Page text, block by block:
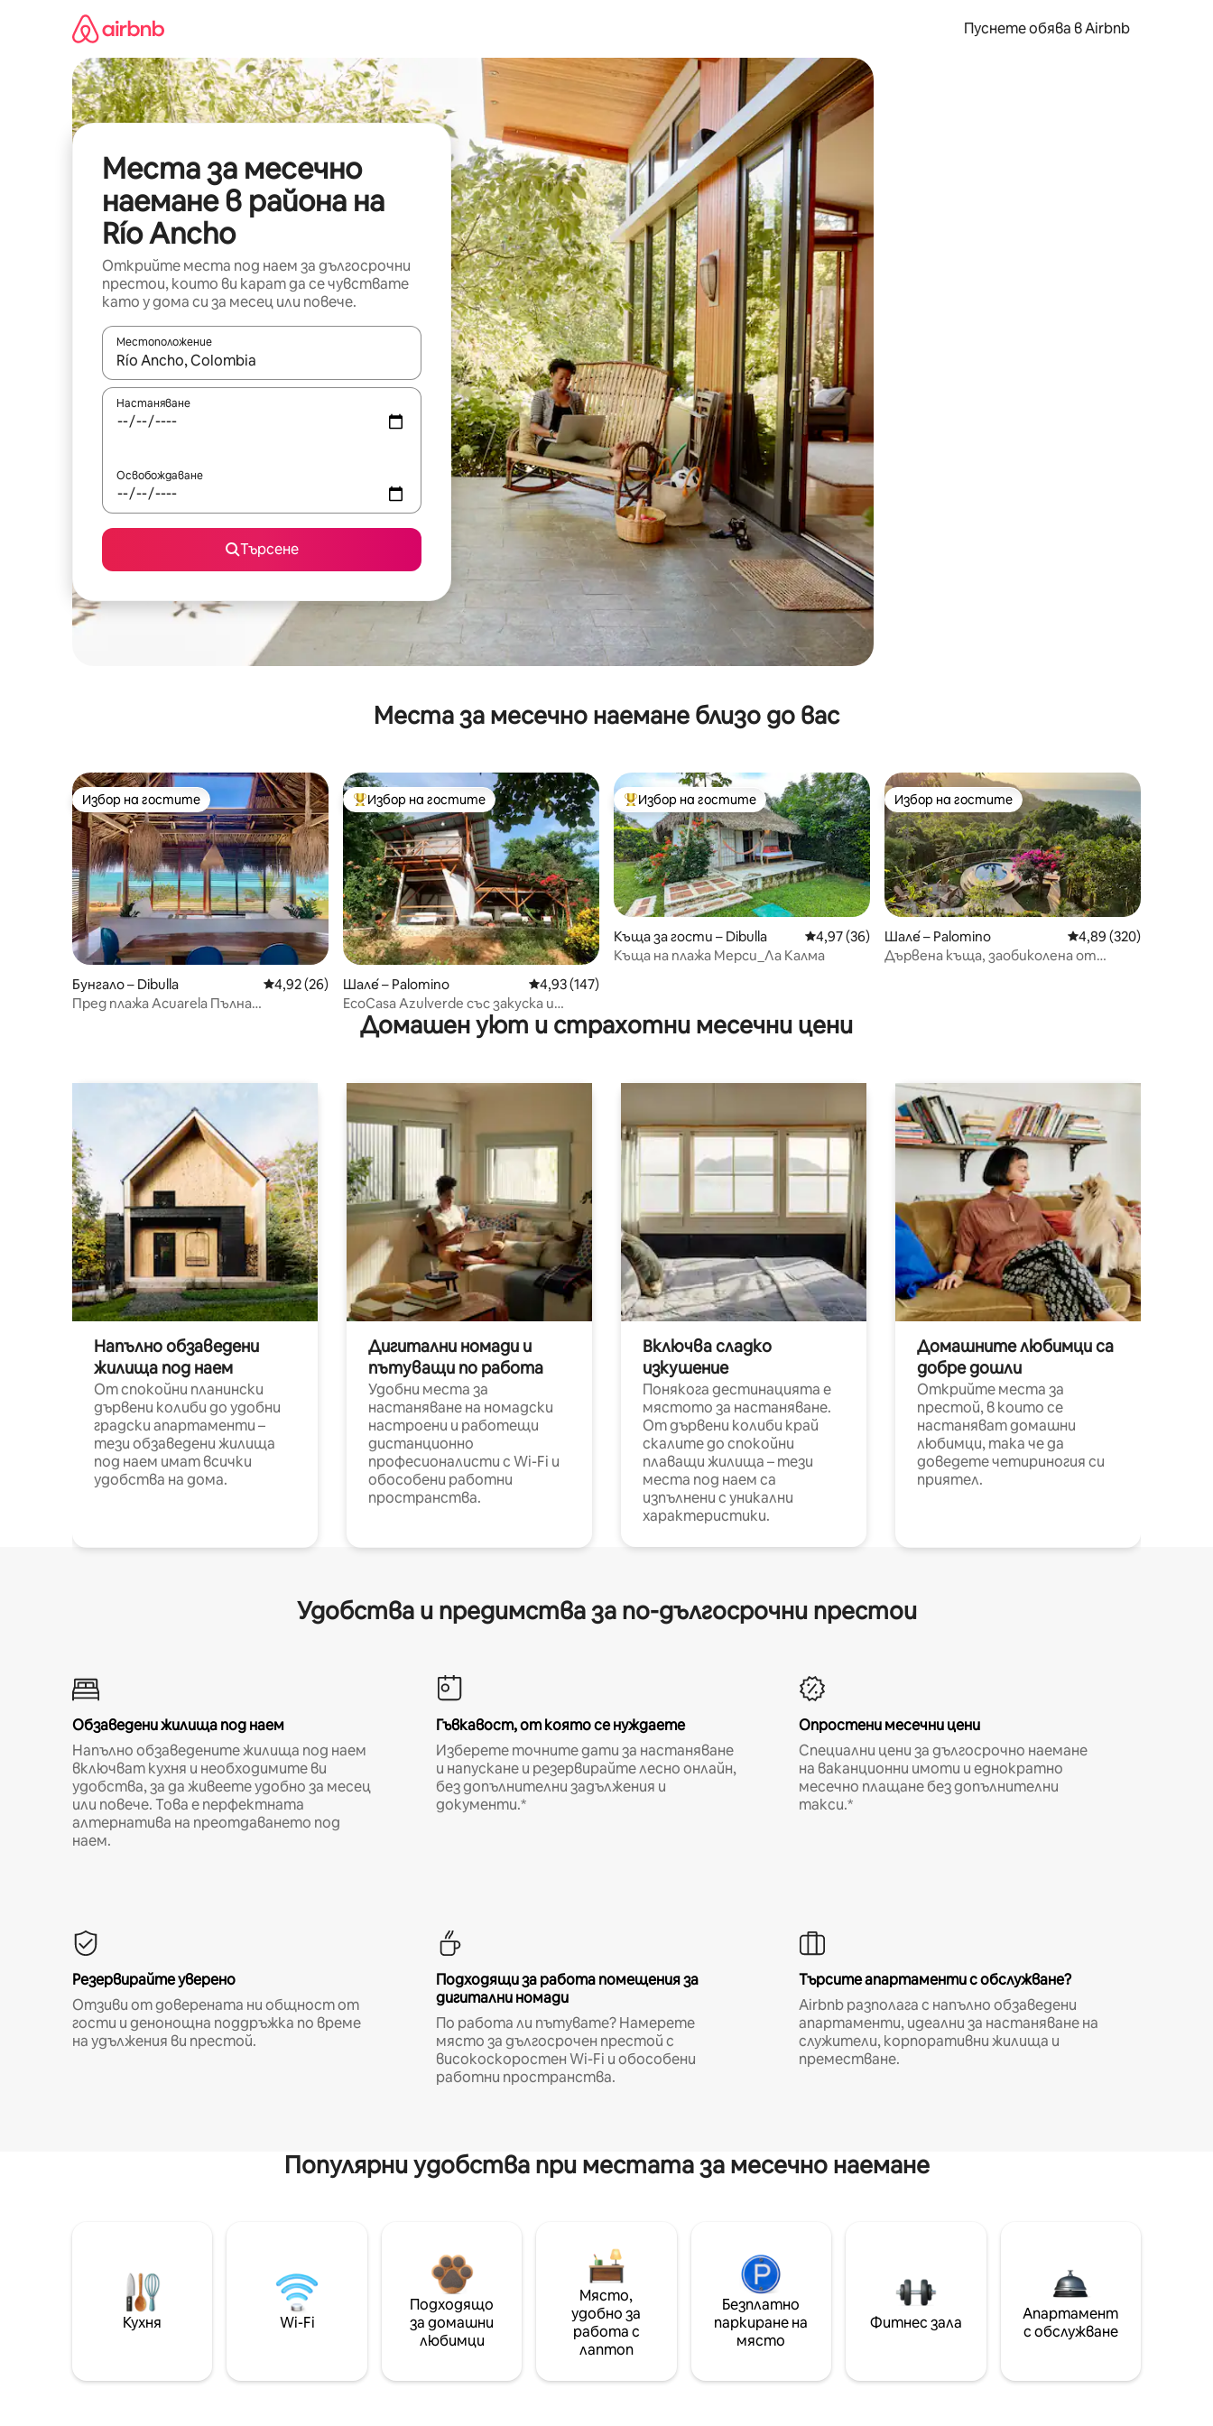
съдържанието
Пуснете обява в Airbnb
Места за месечно
наемане в района на
Río Ancho
Открийте места под наем за дългосрочни
престои, които ви карат да се чувствате
като у дома си за месец или повече.
Местоположение
Когато резултатите се покажат, използвайте клавишите със стрелки нагоре и надолу или навигирайте с докосване или плъзгане.
Настаняване
Освобождаване
Търсене
Места за месечно наемане близо до вас
Избор на гостите
Избор на гостите
Бунгало – Dibulla Средна оценка: 4,92 от 5, 26 отзива
4,92 (26)
Пред плажа Acuarela Пълна
Най-популярен избор на гостите
Избор на гостите
Шале́ – Palomino Средна оценка: 4,93 от 5, 147 отзива
4,93 (147)
EcoCasa Azulverde със закуска и
басейн
Най-популярен избор на гостите
Избор на гостите
Къща за гости – Dibulla Средна оценка: 4,97 от 5, 36 отзива
4,97 (36)
Къща на плажа Мерси_Ла Калма
Избор на гостите
Избор на гостите
Шале́ – Palomino Средна оценка: 4,89
4,89 (320)
Дървена къща, заобиколена от
Домашен уют и страхотни месечни цени
Напълно обзаведени
жилища под наем
От спокойни планински
дървени колиби до удобни
градски апартаменти –
тези обзаведени жилища
под наем имат всички
удобства на дома.
Дигитални номади и
пътуващи по работа
Удобни места за
настаняване на номадски
настроени и работещи
дистанционно
професионалисти с Wi-Fi и
обособени работни
пространства.
Включва сладко
изкушение
Понякога дестинацията е
мястото за настаняване.
От дървени колиби край
скалите до спокойни
плаващи жилища – тези
места под наем са
изпълнени с уникални
характеристики.
Домашните любимци са
добре дошли
Открийте места за
престой, в които се
настаняват домашни
любимци, така че да
доведете четириногия си
приятел.
Удобства и предимства за по-дългосрочни престои
Обзаведени жилища под наем
Напълно обзаведените жилища под наем
включват кухня и необходимите ви
удобства, за да живеете удобно за месец
или повече. Това е перфектната
алтернатива на преотдаването под
наем.
Гъвкавост, от която се нуждаете
Изберете точните дати за настаняване
и напускане и резервирайте лесно онлайн,
без допълнителни задължения и
документи.*
Опростени месечни цени
Специални цени за дългосрочно наемане
на ваканционни имоти и еднократно
месечно плащане без допълнителни
такси.*
Резервирайте уверено
Отзиви от доверената ни общност от
гости и денонощна поддръжка по време
на удължения ви престой.
Подходящи за работа помещения за
дигитални номади
По работа ли пътувате? Намерете
място за дългосрочен престой с
високоскоростен Wi-Fi и обособени
работни пространства.
Търсите апартаменти с обслужване?
Airbnb разполага с напълно обзаведени
апартаменти, идеални за настаняване на
служители, корпоративни жилища и
преместване.
Популярни удобства при местата за месечно наемане
Кухня Wi-Fi
Подходящо
за домашни
любимци
Място,
удобно за
работа с
лаптоп
Безплатно
паркиране на
място
Фитнес зала
Апартамент
с обслужване